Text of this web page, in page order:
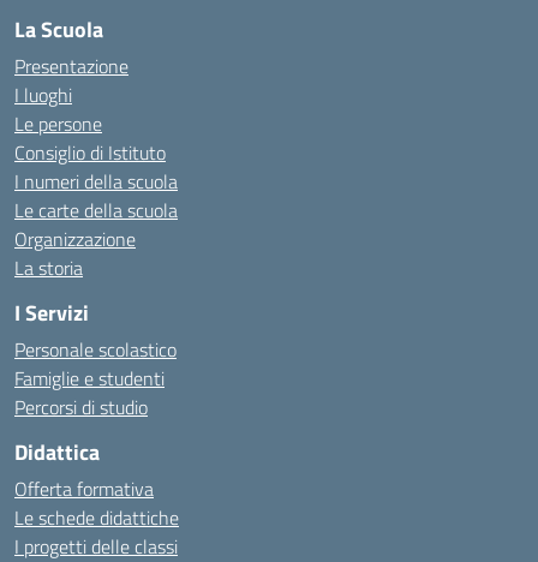
La Scuola
Presentazione
I luoghi
Le persone
Consiglio di Istituto
I numeri della scuola
Le carte della scuola
Organizzazione
La storia
I Servizi
Personale scolastico
Famiglie e studenti
Percorsi di studio
Didattica
Offerta formativa
Le schede didattiche
I progetti delle classi